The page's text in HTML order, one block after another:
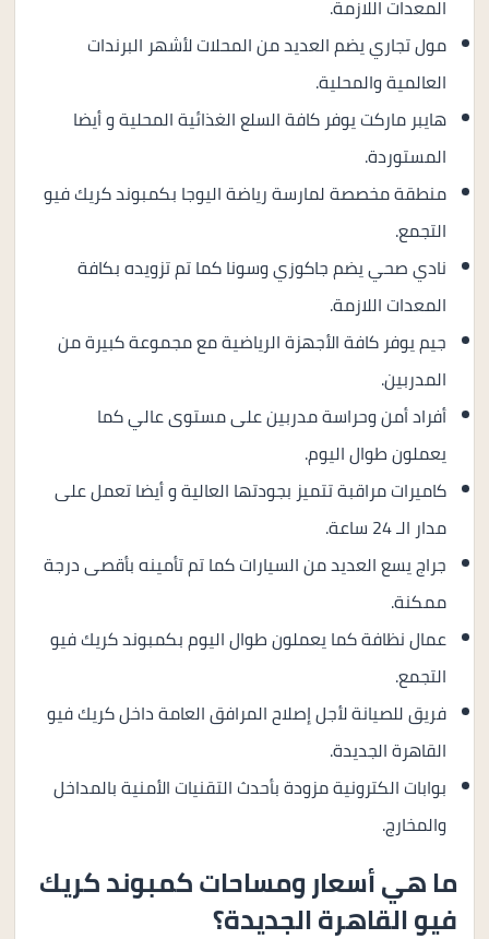
المعدات اللازمة.
مول تجاري يضم العديد من المحلات لأشهر البرندات
العالمية والمحلية.
هايبر ماركت يوفر كافة السلع الغذائية المحلية و أيضا
المستوردة.
منطقة مخصصة لمارسة رياضة اليوجا بكمبوند كريك فيو
التجمع.
نادي صحي يضم جاكوزي وسونا كما تم تزويده بكافة
المعدات اللازمة.
جيم يوفر كافة الأجهزة الرياضية مع مجموعة كبيرة من
المدربين.
أفراد أمن وحراسة مدربين على مستوى عالي كما
يعملون طوال اليوم.
كاميرات مراقبة تتميز بجودتها العالية و أيضا تعمل على
مدار الـ 24 ساعة.
جراج يسع العديد من السيارات كما تم تأمينه بأقصى درجة
ممكنة.
عمال نظافة كما يعملون طوال اليوم بكمبوند كريك فيو
التجمع.
فريق للصيانة لأجل إصلاح المرافق العامة داخل كريك فيو
القاهرة الجديدة.
بوابات الكترونية مزودة بأحدث التقنيات الأمنية بالمداخل
والمخارج.
ما هي أسعار ومساحات كمبوند كريك
فيو القاهرة الجديدة؟